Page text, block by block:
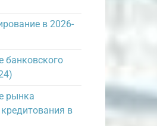
в 2026-
банковского
рынка
в